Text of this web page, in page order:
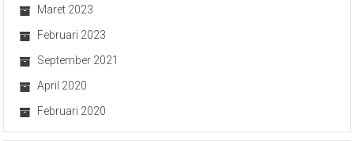
Maret 2023
Februari 2023
September 2021
April 2020
Februari 2020